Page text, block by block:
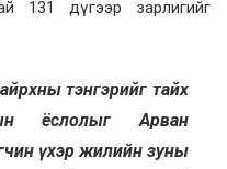
131 дүгээр зарлигийг
тэнгэрийг тайх
ёслолыг Арван
үхэр жилийн зуны